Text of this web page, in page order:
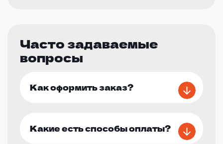
Часто задаваемые
вопросы
Как оформить заказ?
Какие есть способы оплаты?